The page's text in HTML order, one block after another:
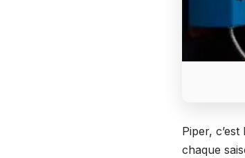
Piper,
chaque